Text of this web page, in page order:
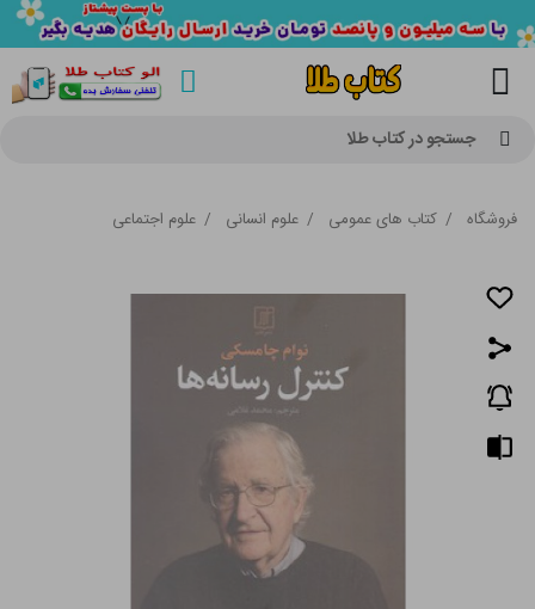
جستجو در کتاب طلا
فروشگاه / کتاب های عمومی / علوم انسانی / علوم اجتماعی